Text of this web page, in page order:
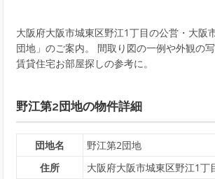
大阪府大阪市城東区野江1丁目の公営・大阪
団地」のご案内。 間取り図の一例や外観の
賃貸住宅お部屋探しの参考に。
野江第2団地の物件詳細
団地名
野江第2団地
住所
大阪府大阪市城東区野江1丁